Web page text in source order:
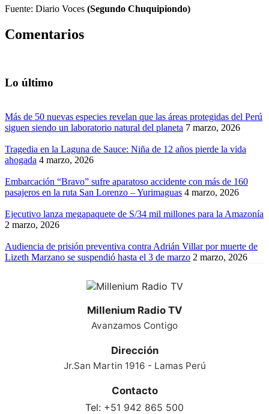
Fuente: Diario Voces (Segundo Chuquipiondo)
Comentarios
Lo último
Más de 50 nuevas especies revelan que las áreas protegidas del Perú
siguen siendo un laboratorio natural del planeta 7 marzo, 2026
Tragedia en la Laguna de Sauce: Niña de 12 años pierde la vida
ahogada 4 marzo, 2026
Embarcación “Bravo” sufre aparatoso accidente con más de 160
pasajeros en la ruta San Lorenzo – Yurimaguas 4 marzo, 2026
Ejecutivo lanza megapaquete de S/34 mil millones para la Amazonía
2 marzo, 2026
Audiencia de prisión preventiva contra Adrián Villar por muerte de
Lizeth Marzano se suspendió hasta el 3 de marzo 2 marzo, 2026
Millenium Radio TV
Avanzamos Contigo
Dirección
Jr.San Martin 1916 - Lamas Perú
Contacto
Tel: +51 942 865 500